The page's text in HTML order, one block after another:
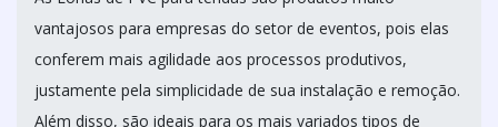
vantajosos para empresas do setor de eventos, pois elas
conferem mais agilidade aos processos produtivos,
justamente pela simplicidade de sua instalação e remoção.
Além disso, são ideais para os mais variados tipos de